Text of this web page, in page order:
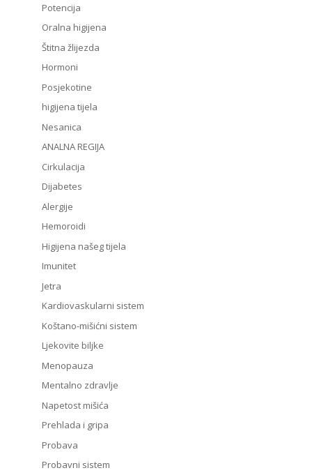
Potencija
Oralna higijena
Štitna žlijezda
Hormoni
Posjekotine
higijena tijela
Nesanica
ANALNA REGIJA
Cirkulacija
Dijabetes
Alergije
Hemoroidi
Higijena našeg tijela
Imunitet
Jetra
Kardiovaskularni sistem
Koštano-mišićni sistem
Ljekovite biljke
Menopauza
Mentalno zdravlje
Napetost mišića
Prehlada i gripa
Probava
Probavni sistem